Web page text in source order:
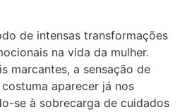
de intensas transformações
na vida da mulher.
marcantes, a sensação de
aparecer já nos
se à sobrecarga de cuidados